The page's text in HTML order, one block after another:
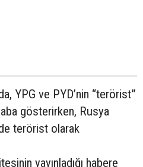
YPG ve PYD’nin “terörist”
gösterirken, Rusya
de terörist olarak
yayınladığı habere